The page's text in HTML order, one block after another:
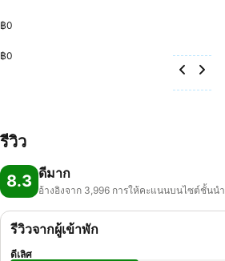
฿0
฿0
รีวิว
8.3 ดีมาก
อ้างอิงจาก 3,996 การให้คะแนนบนไซต์ชั้นนำ
รีวิวจากผู้เข้าพัก
ดีเลิศ